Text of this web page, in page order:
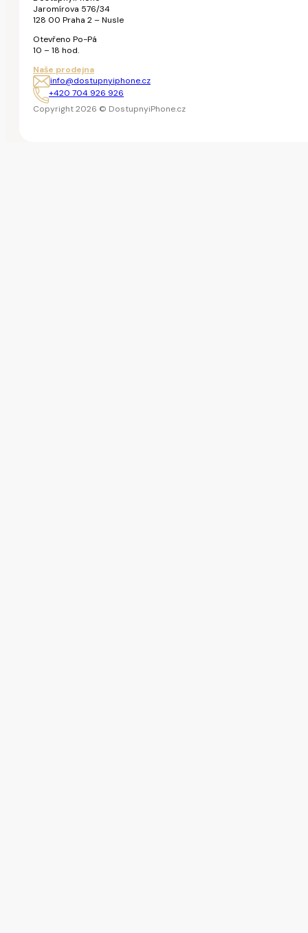
Jaromírova 576/34
128 00 Praha 2 – Nusle
Otevřeno Po-Pá
10 – 18 hod.
Naše prodejna
info@dostupnyiphone.cz
+420 704 926 926
Copyright 2026 © DostupnyiPhone.cz